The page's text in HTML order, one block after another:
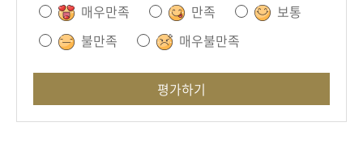
매우만족
만족
보통
불만족
매우불만족
평가하기